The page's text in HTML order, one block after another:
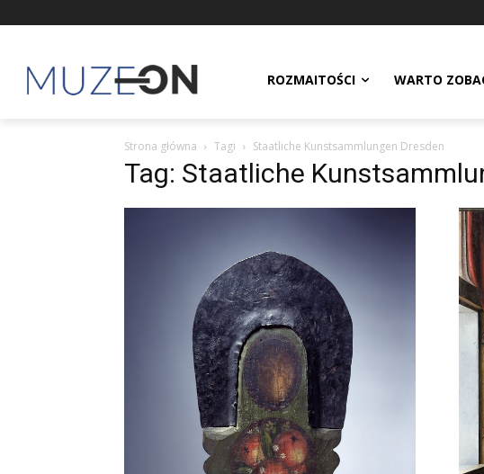
ROZMAITOŚCI WARTO
Strona główna Tagi Staatliche Kunstsammlungen Dresden
Tag: Staatliche